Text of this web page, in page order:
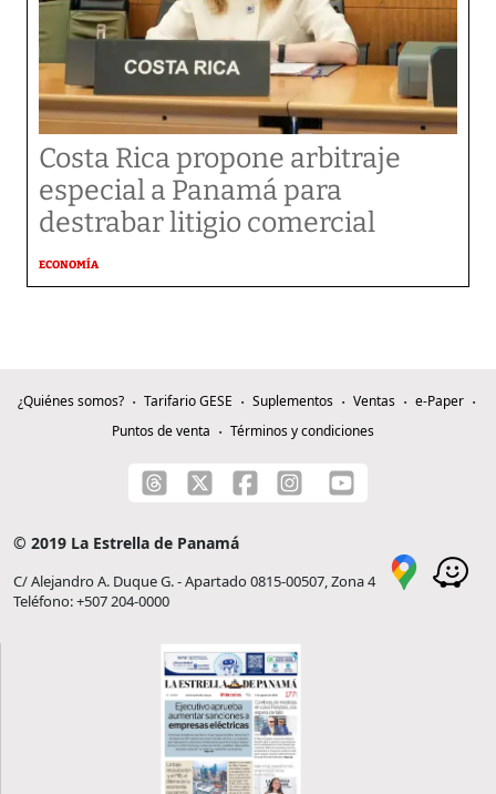
Costa Rica propone arbitraje
especial a Panamá para
destrabar litigio comercial
ECONOMÍA
¿Quiénes somos? Tarifario GESE Suplementos Ventas
e-Paper
Puntos de venta
Términos y condiciones
© 2019 La Estrella de Panamá
C/ Alejandro A. Duque G. - Apartado 0815-00507, Zona 4
Teléfono: +507 204-0000